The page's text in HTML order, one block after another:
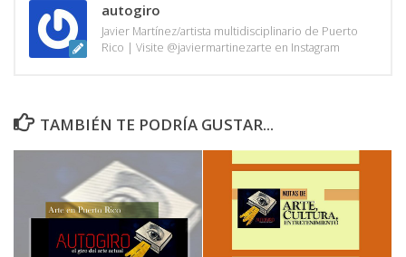
autogiro
Javier Martínez/artista multidisciplinario de Puerto
Rico | Visite @javiermartinezarte en Instagram
TAMBIÉN TE PODRÍA GUSTAR...